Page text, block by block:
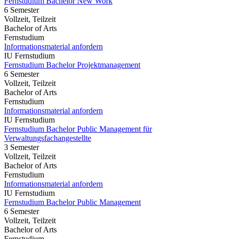
6 Semester
Vollzeit, Teilzeit
Bachelor of Arts
Fernstudium
Informationsmaterial anfordern
IU Fernstudium
Fernstudium Bachelor Projektmanagement
6 Semester
Vollzeit, Teilzeit
Bachelor of Arts
Fernstudium
Informationsmaterial anfordern
IU Fernstudium
Fernstudium Bachelor Public Management für
Verwaltungsfachangestellte
3 Semester
Vollzeit, Teilzeit
Bachelor of Arts
Fernstudium
Informationsmaterial anfordern
IU Fernstudium
Fernstudium Bachelor Public Management
6 Semester
Vollzeit, Teilzeit
Bachelor of Arts